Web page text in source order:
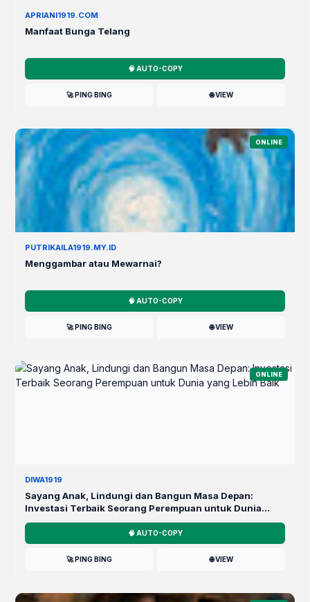
APRIANI1919.COM
Manfaat Bunga Telang
🧠 AUTO-COPY
🚀 PING BING 🌐 VIEW
ONLINE
PUTRIKAILA1919.MY.ID
Menggambar atau Mewarnai?
🧠 AUTO-COPY
🚀 PING BING 🌐 VIEW
ONLINE
DIWA1919
Sayang Anak, Lindungi dan Bangun Masa Depan:
Investasi Terbaik Seorang Perempuan untuk Dunia
yang Lebih Baik
🧠 AUTO-COPY
🚀 PING BING 🌐 VIEW